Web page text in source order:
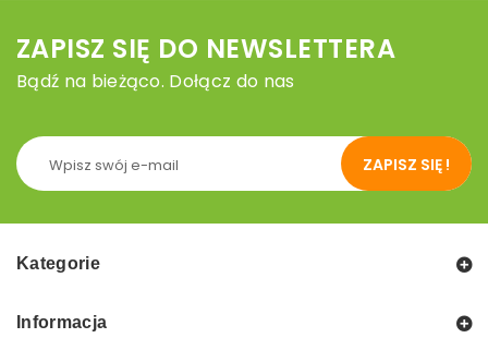
ZAPISZ SIĘ DO NEWSLETTERA
Bądź na bieżąco. Dołącz do nas
ZAPISZ SIĘ !
Kategorie
Informacja